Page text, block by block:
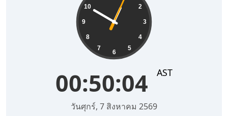
2
3
4
5
6
7
8
9
10
00:50:04 AST
วันศุกร์, 7 สิงหาคม 2569